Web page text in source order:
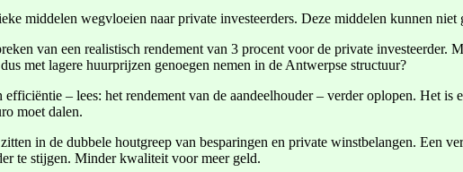
middelen wegvloeien naar private investeerders. Deze middelen kunnen
van een realistisch rendement van 3 procent voor de private investeerder.
met lagere huurprijzen genoegen nemen in de Antwerpse structuur?
– lees: het rendement van de aandeelhouder – verder oplopen. Het
moet dalen.
in de dubbele houtgreep van besparingen en private winstbelangen. Een
te stijgen. Minder kwaliteit voor meer geld.